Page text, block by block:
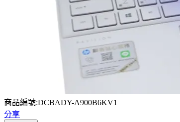
商品編號:DCBADY-A900B6KV1
分享